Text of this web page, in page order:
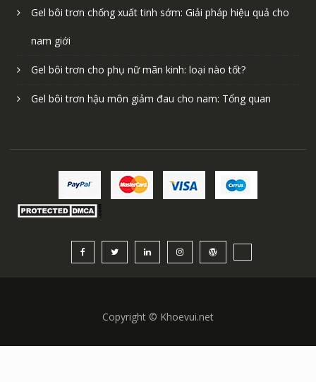
Gel bôi trơn chống xuất tinh sớm: Giải pháp hiệu quả cho
nam giới
Gel bôi trơn cho phụ nữ mãn kinh: loại nào tốt?
Gel bôi trơn hậu môn giảm đau cho nam: Tổng quan
Copyright © Khoevui.net